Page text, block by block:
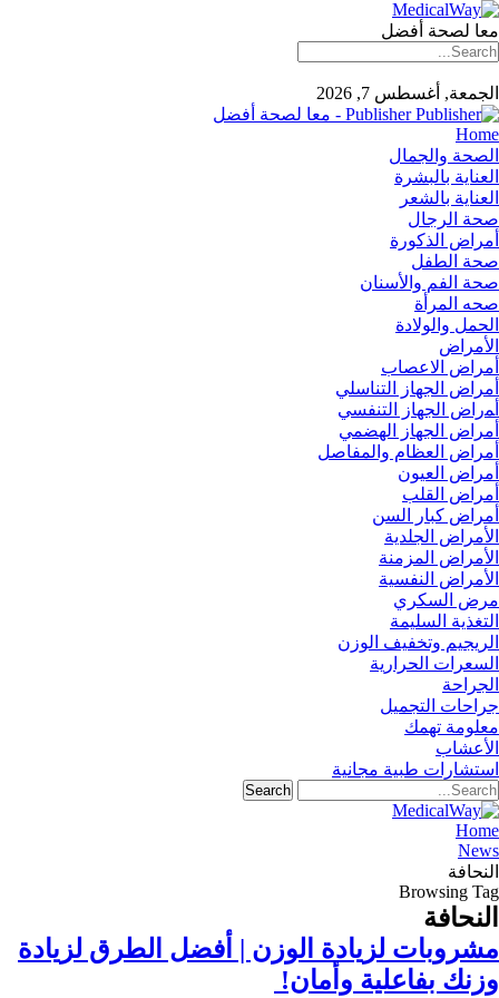
معا لصحة أفضل
الجمعة, أغسطس 7, 2026
Publisher - معا لصحة أفضل
Home
الصحة والجمال
العناية بالبشرة
العناية بالشعر
صحة الرجال
أمراض الذكورة
صحة الطفل
صحة الفم والأسنان
صحه المرأة
الحمل والولادة
الأمراض
أمراض الاعصاب
أمراض الجهاز التناسلي
أﻤراض اﻟﺠﻬﺎز اﻟﺘﻨﻔﺴﻲ
أمراض الجهاز الهضمي
أمراض العظام والمفاصل
أمراض العيون
أمراض القلب
أمراض كبار السن
الأمراض الجلدية
الأمراض المزمنة
الأمراض النفسية
مرض السكري
التغذية السليمة
الريجيم وتخفيف الوزن
السعرات الحرارية
الجراحة
جراحات التجميل
معلومة تهمك
الأعشاب
استشارات طبية مجانية
Home
News
النحافة
Browsing Tag
النحافة
مشروبات لزيادة الوزن | أفضل الطرق لزيادة
وزنك بفاعلية وأمان!